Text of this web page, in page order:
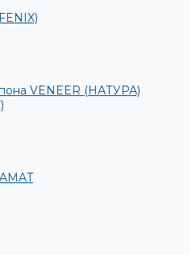
VENEER (НАТУРА)